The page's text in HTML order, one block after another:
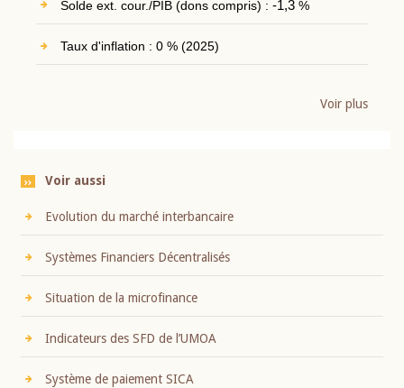
Solde ext. cour./PIB (dons compris) : -1,3%
Taux d'inflation : 0 % (2025)
Voir plus
Voir aussi
Evolution du marché interbancaire
Systèmes Financiers Décentralisés
Situation de la microfinance
Indicateurs des SFD de l’UMOA
Système de paiement SICA